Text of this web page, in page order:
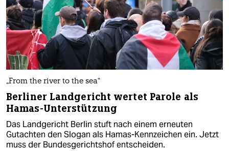
„From the river to the sea“
Berliner Landgericht wertet Parole als
Hamas-Unterstützung
Das Landgericht Berlin stuft nach einem erneuten
Gutachten den Slogan als Hamas-Kennzeichen ein. Jetzt
muss der Bundesgerichtshof entscheiden.